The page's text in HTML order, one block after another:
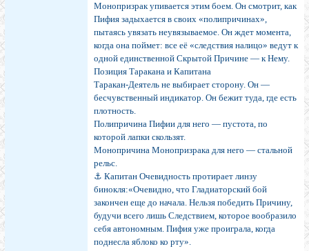
Монопризрак упивается этим боем. Он смотрит, как
Пифия задыхается в своих «полипричинах»,
пытаясь увязать неувязываемое. Он ждет момента,
когда она поймет: все её «следствия налицо» ведут к
одной единственной Скрытой Причине — к Нему.
Позиция Таракана и Капитана
Таракан-Деятель не выбирает сторону. Он —
бесчувственный индикатор. Он бежит туда, где есть
плотность.
Полипричина Пифии для него — пустота, по
которой лапки скользят.
Монопричина Монопризрака для него — стальной
рельс.
⚓ Капитан Очевидность протирает линзу
бинокля:«Очевидно, что Гладиаторский бой
закончен еще до начала. Нельзя победить Причину,
будучи всего лишь Следствием, которое вообразило
себя автономным. Пифия уже проиграла, когда
поднесла яблоко ко рту».